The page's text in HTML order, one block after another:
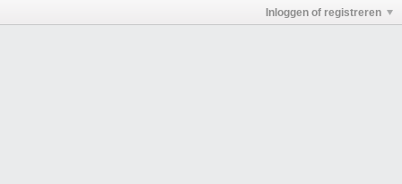
Inloggen of registreren